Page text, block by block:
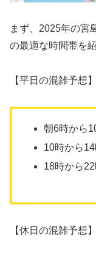
まず、2025年の宮
の最適な時間帯を
【平日の混雑予想】
朝6時から
10時から
18時から
【休日の混雑予想】